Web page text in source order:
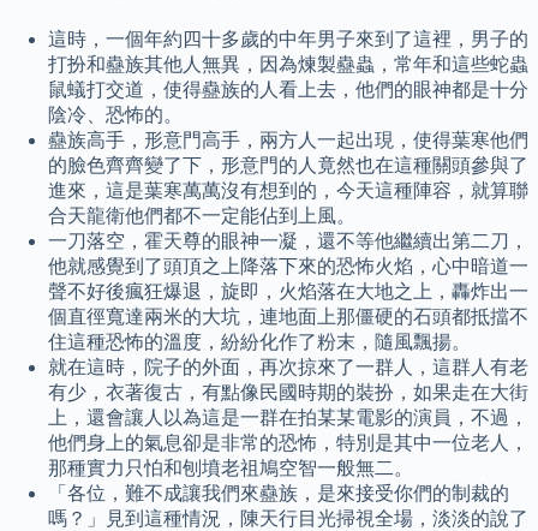
這時，一個年約四十多歲的中年男子來到了這裡，男子的
打扮和蠱族其他人無異，因為煉製蠱蟲，常年和這些蛇蟲
鼠蟻打交道，使得蠱族的人看上去，他們的眼神都是十分
陰冷、恐怖的。
蠱族高手，形意門高手，兩方人一起出現，使得葉寒他們
的臉色齊齊變了下，形意門的人竟然也在這種關頭參與了
進來，這是葉寒萬萬沒有想到的，今天這種陣容，就算聯
合天龍衛他們都不一定能佔到上風。
一刀落空，霍天尊的眼神一凝，還不等他繼續出第二刀，
他就感覺到了頭頂之上降落下來的恐怖火焰，心中暗道一
聲不好後瘋狂爆退，旋即，火焰落在大地之上，轟炸出一
個直徑寬達兩米的大坑，連地面上那僵硬的石頭都抵擋不
住這種恐怖的溫度，紛紛化作了粉末，隨風飄揚。
就在這時，院子的外面，再次掠來了一群人，這群人有老
有少，衣著復古，有點像民國時期的裝扮，如果走在大街
上，還會讓人以為這是一群在拍某某電影的演員，不過，
他們身上的氣息卻是非常的恐怖，特別是其中一位老人，
那種實力只怕和刨墳老祖鳩空智一般無二。
「各位，難不成讓我們來蠱族，是來接受你們的制裁的
嗎？」見到這種情況，陳天行目光掃視全場，淡淡的說了